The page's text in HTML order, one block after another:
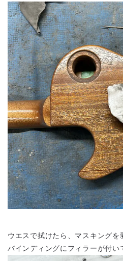
ウエスで拭けたら、マスキングを
バインディングにフィラーが付い